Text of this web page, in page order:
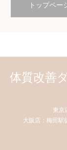
トップペー
体質改善
東京
大阪店：梅田駅